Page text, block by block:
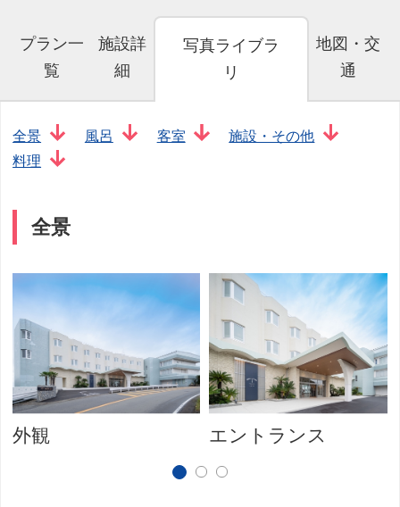
プラン一
覧
施設詳
細
写真ライブラ
リ
地図・交
通
全景 風呂 客室
施設・その他
料理
全景
外観 エントランス